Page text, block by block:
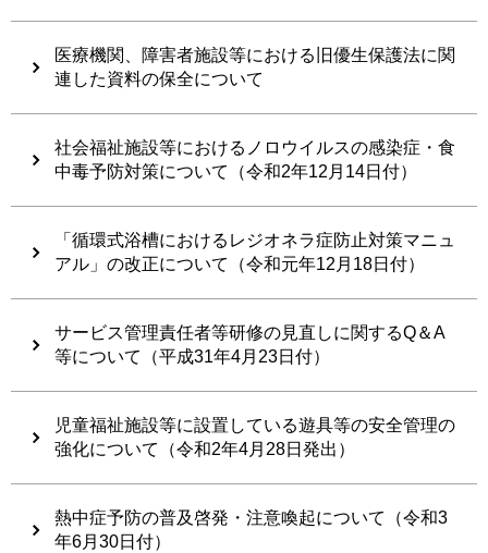
医療機関、障害者施設等における旧優生保護法に関
連した資料の保全について
社会福祉施設等におけるノロウイルスの感染症・食
中毒予防対策について（令和2年12月14日付）
「循環式浴槽におけるレジオネラ症防止対策マニュ
アル」の改正について（令和元年12月18日付）
サービス管理責任者等研修の見直しに関するQ＆A
等について（平成31年4月23日付）
児童福祉施設等に設置している遊具等の安全管理の
強化について（令和2年4月28日発出）
熱中症予防の普及啓発・注意喚起について（令和3
年6月30日付）